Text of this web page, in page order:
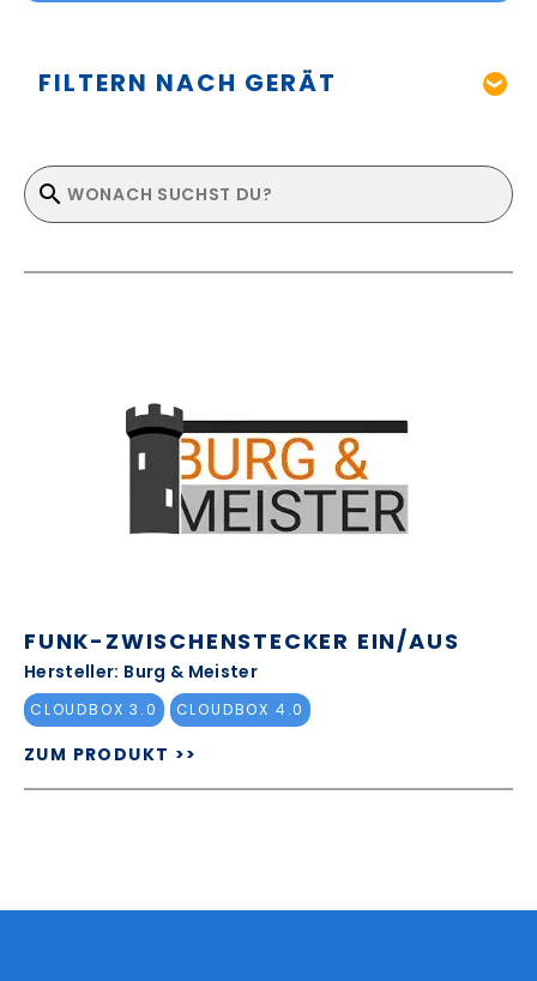
FILTERN NACH GERÄT
FUNK-ZWISCHENSTECKER EIN/AUS
Hersteller: Burg & Meister
CLOUDBOX 3.0 CLOUDBOX 4.0
ZUM PRODUKT >>